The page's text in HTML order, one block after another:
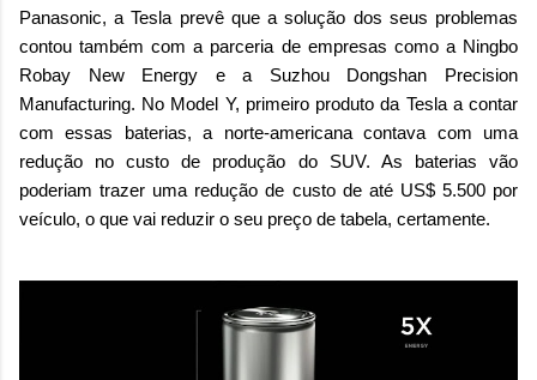
Panasonic, a Tesla prevê que a solução dos seus problemas
contou também com a parceria de empresas como a Ningbo
Robay New Energy e a Suzhou Dongshan Precision
Manufacturing. No Model Y, primeiro produto da Tesla a contar
com essas baterias, a norte-americana contava com uma
redução no custo de produção do SUV. As baterias vão
poderiam trazer uma redução de custo de até US$ 5.500 por
veículo, o que vai reduzir o seu preço de tabela, certamente.